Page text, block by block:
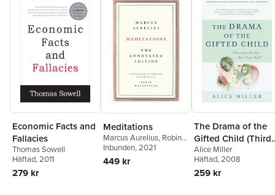
Economic Facts and
Fallacies
Thomas Sowell
Häftad, 2011
279 kr
Meditations
Marcus Aurelius, Robin
Waterfield,Robin
Waterfield
Inbunden, 2021
449 kr
The Drama of the
Gifted Child (Third
Edition)
Alice Miller
Häftad, 2008
259 kr